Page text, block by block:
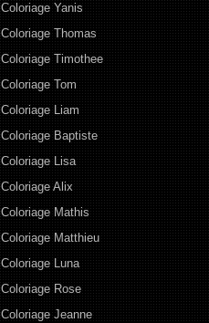
Coloriage Yanis
Coloriage Thomas
Coloriage Timothee
Coloriage Tom
Coloriage Liam
Coloriage Baptiste
Coloriage Lisa
Coloriage Alix
Coloriage Mathis
Coloriage Matthieu
Coloriage Luna
Coloriage Rose
Coloriage Jeanne